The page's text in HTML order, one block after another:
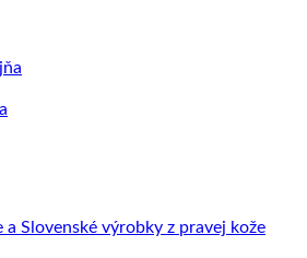
a Slovenské výrobky z pravej kože